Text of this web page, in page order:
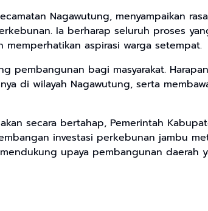
Nagawutung, menyampaikan
Ia berharap seluruh proses
aspirasi warga setempat.
pembangunan bagi masyarakat.
di wilayah Nagawutung, serta
secara bertahap, Pemerintah
investasi perkebunan jambu
upaya pembangunan daerah